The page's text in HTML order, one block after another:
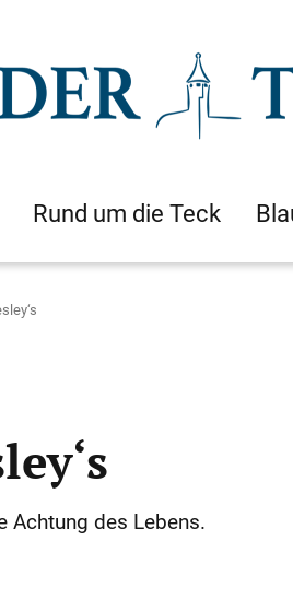
Rund um die Teck
Achtung des Lebens.